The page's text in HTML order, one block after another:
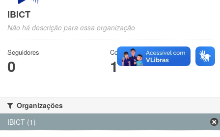
IBICT
Não há descrição para essa organização
Seguidores
0
Conjuntos de dados
1
Organizações
IBICT (1)